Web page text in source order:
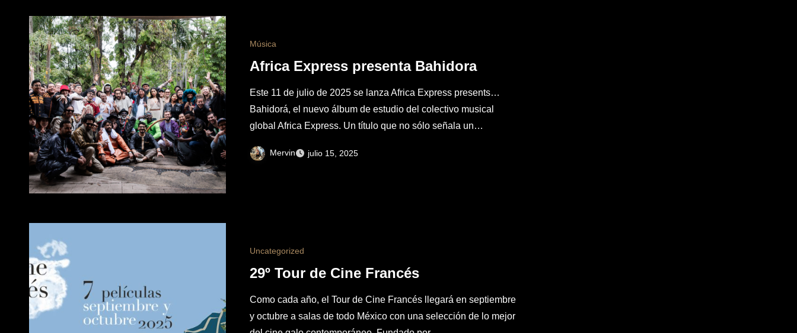
Música
Africa Express presenta Bahidora
Este 11 de julio de 2025 se lanza Africa Express presents…
Bahidorá, el nuevo álbum de estudio del colectivo musical
global Africa Express. Un título que no sólo señala un…
Mervin julio 15, 2025
Uncategorized
29º Tour de Cine Francés
Como cada año, el Tour de Cine Francés llegará en septiembre
y octubre a salas de todo México con una selección de lo mejor